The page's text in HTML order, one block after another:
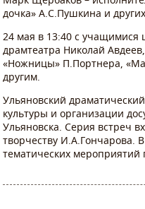
дочка» А.С.Пушкина и
24 мая в 13:40 с учащимися
драмтеатра Николай
«Ножницы» П.Портнера,
другим.
Ульяновский
культуры и организации
Ульяновска. Серия встреч
творчеству И.А.Гончарова.
тематических мероприятий